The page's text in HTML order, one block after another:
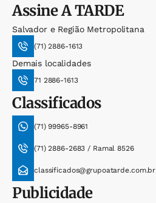
AssineA TARDE
Salvador e Região Metropolitana
(71) 2886-1613
Demais localidades
71 2886-1613
Classificados
(71) 99965-8961
(71) 2886-2683 / Ramal 8526
classificados@grupoatarde.com.br
Publicidade